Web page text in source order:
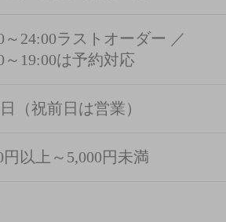
～24:00ラストオーダー ／
～19:00は予約対応
（祝前日は営業）
円以上～5,000円未満